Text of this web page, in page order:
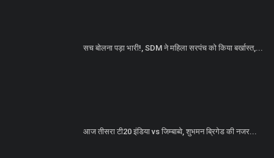
सच बोलना पड़ा भारी!, SDM ने महिला सरपंच को किया बर्खास्त,...
आज तीसरा टी20 इंडिया vs जिम्बाब्वे, शुभमन ब्रिगेड की नजर...